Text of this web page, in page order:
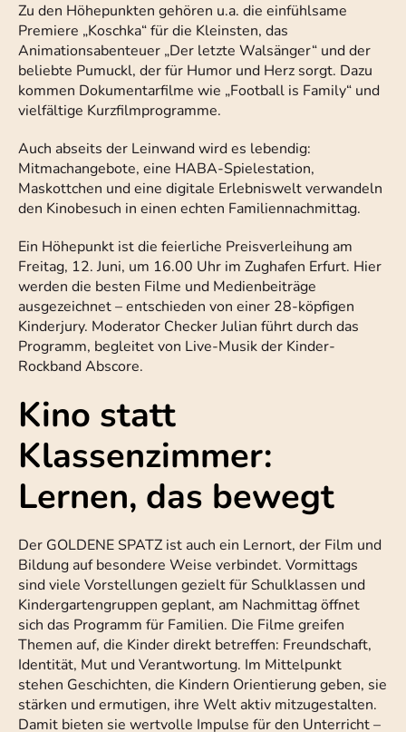
Zu den Höhepunkten gehören u.a. die einfühlsame
Premiere „Koschka“ für die Kleinsten, das
Animationsabenteuer „Der letzte Walsänger“ und der
beliebte Pumuckl, der für Humor und Herz sorgt. Dazu
kommen Dokumentarfilme wie „Football is Family“ und
vielfältige Kurzfilmprogramme.
Auch abseits der Leinwand wird es lebendig:
Mitmachangebote, eine HABA-Spielestation,
Maskottchen und eine digitale Erlebniswelt verwandeln
den Kinobesuch in einen echten Familiennachmittag.
Ein Höhepunkt ist die feierliche Preisverleihung am
Freitag, 12. Juni, um 16.00 Uhr im Zughafen Erfurt. Hier
werden die besten Filme und Medienbeiträge
ausgezeichnet – entschieden von einer 28-köpfigen
Kinderjury. Moderator Checker Julian führt durch das
Programm, begleitet von Live-Musik der Kinder-
Rockband Abscore.
Kino statt
Klassenzimmer:
Lernen, das bewegt
Der GOLDENE SPATZ ist auch ein Lernort, der Film und
Bildung auf besondere Weise verbindet. Vormittags
sind viele Vorstellungen gezielt für Schulklassen und
Kindergartengruppen geplant, am Nachmittag öffnet
sich das Programm für Familien. Die Filme greifen
Themen auf, die Kinder direkt betreffen: Freundschaft,
Identität, Mut und Verantwortung. Im Mittelpunkt
stehen Geschichten, die Kindern Orientierung geben, sie
stärken und ermutigen, ihre Welt aktiv mitzugestalten.
Damit bieten sie wertvolle Impulse für den Unterricht –